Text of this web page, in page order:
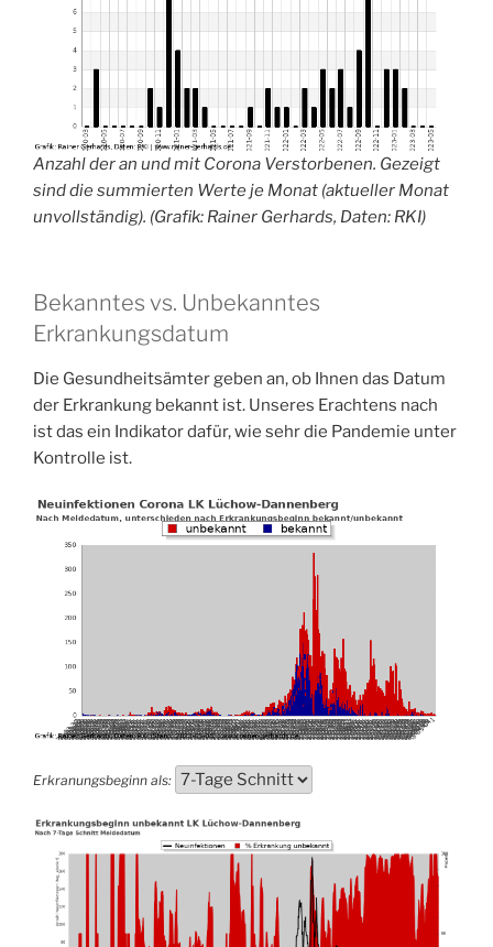
Anzahl der an und mit Corona Verstorbenen. Gezeigt
sind die summierten Werte je Monat (aktueller Monat
unvollständig). (Grafik: Rainer Gerhards, Daten: RKI)
Bekanntes vs. Unbekanntes
Erkrankungsdatum
Die Gesundheitsämter geben an, ob Ihnen das Datum
der Erkrankung bekannt ist. Unseres Erachtens nach
ist das ein Indikator dafür, wie sehr die Pandemie unter
Kontrolle ist.
Erkranungsbeginn als: